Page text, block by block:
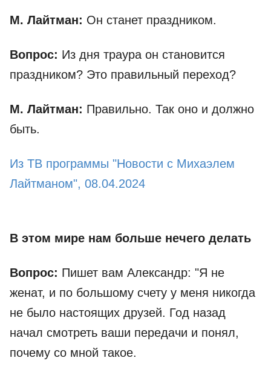
М. Лайтман: Он станет праздником.
Вопрос: Из дня траура он становится
праздником? Это правильный переход?
М. Лайтман: Правильно. Так оно и должно
быть.
Из ТВ программы "Новости с Михаэлем
Лайтманом", 08.04.2024
В этом мире нам больше нечего делать
Вопрос: Пишет вам Александр: "Я не
женат, и по большому счету у меня никогда
не было настоящих друзей. Год назад
начал смотреть ваши передачи и понял,
почему со мной такое.